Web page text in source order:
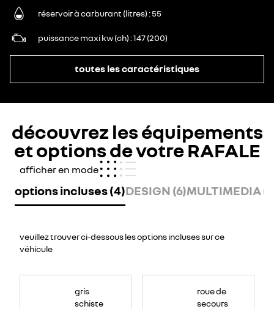
réservoir à carburant (litres) 55
puissance maxi kw (ch) 147 (200)
toutes les caractéristiques
découvrez les équipements
et options de votre RAFALE
afficher en mode
options incluses (4)DESIGN (6)MULTIMEDIA
veuillez trouver ci-dessous les options incluses sur ce
véhicule
gris
schiste
roue de
secours